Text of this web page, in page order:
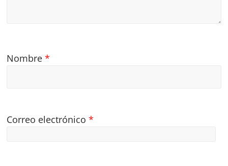
Nombre*
Correo electrónico*